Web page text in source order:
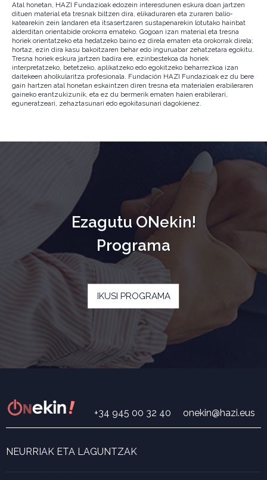
Atal honetan, HAZI Fundazioak edozein interesdunen eskura doan jartzen
dituen material eta tresnak biltzen dira, elikaduraren eta zuraren balio-
katearekin zein landaren eta itsasertzaren sustapenarekin lotutako hainbat
alderditan orientabide orokorra emateko. Gogoan izan material eta tresna
horiek orientatzeko eta hedatzeko baino ez direla ematen eta orokorrak direla;
hortaz, ezin dira kasu bakoitzaren behar edo inguruabar zehatzetara egokitu.
Tresna horiek eskura jartzen badira ere, ezinbestekoa da horiek
interpretatzeko, betetzeko, aplikatzeko edo egokitzeko beharrezkoa izan
daitekeen aholkularitza profesionala. Fundación HAZI Fundazioak ez du bere
gain hartzen atal honetan eskaintzen diren tresna eta materialen erabileraren
gaineko erantzukizunik, eta ez du bermerik ematen haien erabilerari,
eguneratzeari, zehaztasunari edo egokitasunari dagokienez.
Ezagutu ONekin!
Programa
IKUSI PROGRAMA
+34 945 00 32 40 onekin@hazi.eus
NEURRIAK ETA LAGUNTZAK